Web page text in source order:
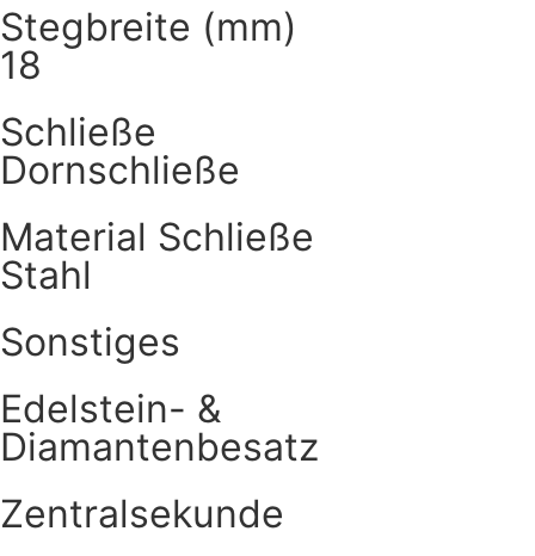
Stegbreite (mm)
18
Schließe
Dornschließe
Material Schließe
Stahl
Sonstiges
Edelstein- &
Diamantenbesatz
Zentralsekunde